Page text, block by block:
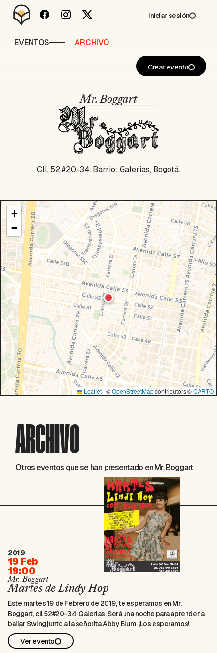
EVENTOS ARCHIVO
Iniciar sesión
Crear evento
Mr. Boggart
Cll. 52 #20-34. Barrio: Galerias, Bogotá.
+
−
Leaflet | ©OpenStreetMapcontributors ©CARTO
ARCHIVO
Otros eventos que se han presentado en Mr. Boggart
2019
19 Feb
19:00
Mr. Boggart
Martes de Lindy Hop
Este martes 19 de Febrero de 2019, te esperamos en Mr.
Boggart, cll 52#20-34, Galerias. Será una noche para aprender a
bailar Swing junto a la señorita Abby Blum. ¡Los esperamos!
Ver evento